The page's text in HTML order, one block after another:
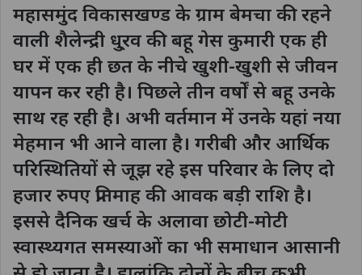
महासमुंद विकासखण्ड के ग्राम बेमचा की रहने
वाली शैलेन्द्री धु्रव की बहू गेस कुमारी एक ही
घर में एक ही छत के नीचे खुशी-खुशी से जीवन
यापन कर रही है। पिछले तीन वर्षों से बहू उनके
साथ रह रही है। अभी वर्तमान में उनके यहां नया
मेहमान भी आने वाला है। गरीबी और आर्थिक
परिस्थितियों से जूझ रहे इस परिवार के लिए दो
हजार रुपए प्रतिमाह की आवक बड़ी राशि है।
इससे दैनिक खर्च के अलावा छोटी-मोटी
स्वास्थ्यगत समस्याओं का भी समाधान आसानी